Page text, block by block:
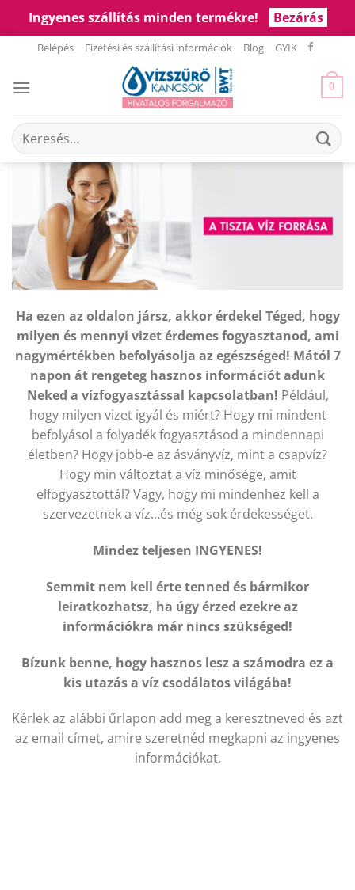
Ingyenes szállítás minden termékre!
Bezárás
content
Belépés Fizetési és szállítási információk Blog GYIK
0
Keresés
a
következőre:
Ha ezen az oldalon jársz, akkor érdekel Téged, hogy
milyen és mennyi vizet érdemes fogyasztanod, ami
nagymértékben befolyásolja az egészséged! Mától 7
napon át rengeteg hasznos információt adunk
Neked a vízfogyasztással kapcsolatban! Például,
hogy milyen vizet igyál és miért? Hogy mi mindent
befolyásol a folyadék fogyasztásod a mindennapi
életben? Hogy jobb-e az ásványvíz, mint a csapvíz?
Hogy min változtat a víz minősége, amit
elfogyasztottál? Vagy, hogy mi mindenhez kell a
szervezetnek a víz…és még sok érdekességet.
Mindez teljesen INGYENES!
Semmit nem kell érte tenned és bármikor
leiratkozhatsz, ha úgy érzed ezekre az
információkra már nincs szükséged!
Bízunk benne, hogy hasznos lesz a számodra ez a
kis utazás a víz csodálatos világába!
Kérlek az alábbi űrlapon add meg a keresztneved és azt
az email címet, amire szeretnéd megkapni az ingyenes
információkat.